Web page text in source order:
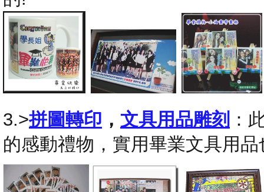
3.>拼圖轉印 ， 文具用品雕刻 ：
的感動禮物，實用畢業文具用